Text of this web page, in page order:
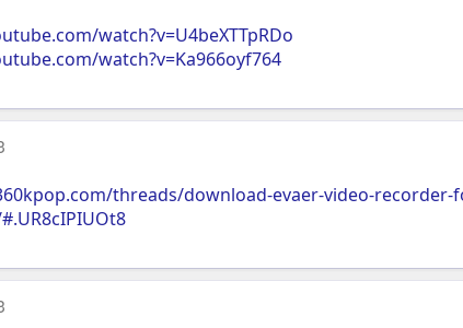
watch?v=U4beXTTpRDo
watch?v=Ka966oyf764
threads/download-evaer-video-recorder-